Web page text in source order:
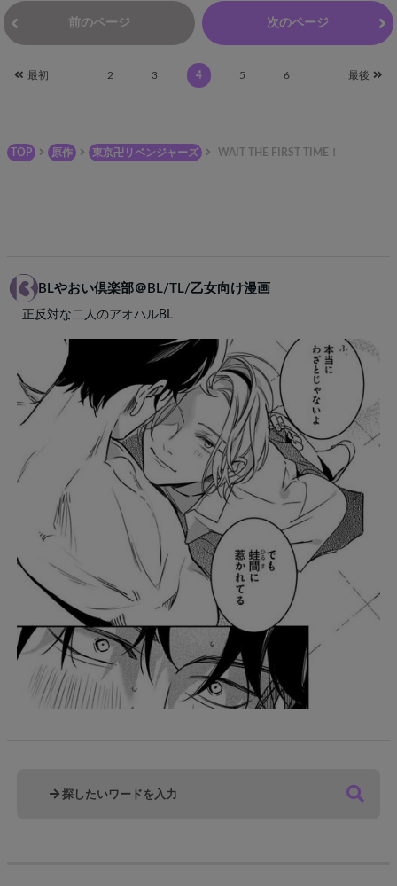
前のページ 次のページ
最初 2 3 4 5 6 最後
TOP 原作 東京卍リベンジャーズ WAIT THE FIRST TIME！
BLやおい倶楽部＠BL/TL/乙女向け漫画
正反対な二人のアオハルBL